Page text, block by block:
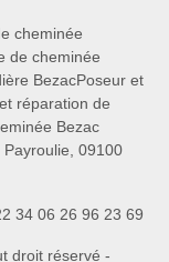
cheminée
de cheminée
BezacPoseur et
réparation de
Bezac
Payroulie, 09100
34 06 26 96 23 69
droit réservé -